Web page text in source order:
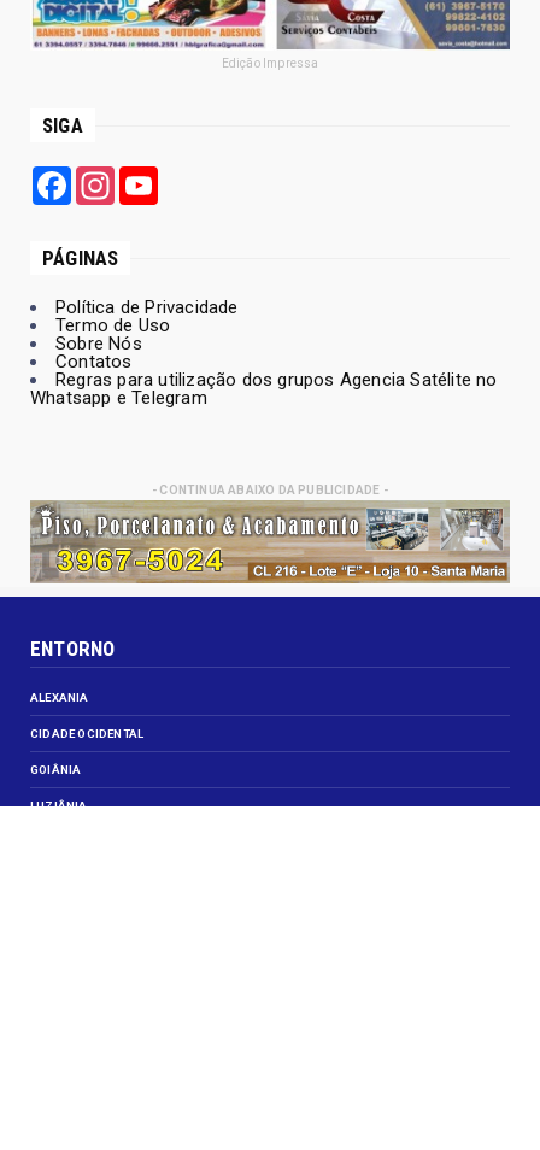
Edição Impressa
SIGA
FacebookInstagram
PÁGINAS
Política de Privacidade
Termo de Uso
Sobre Nós
Contatos
Regras para utilização dos grupos Agencia Satélite no
Whatsapp e Telegram
- CONTINUA ABAIXO DA PUBLICIDADE -
ENTORNO
ALEXANIA
CIDADE OCIDENTAL
GOIÂNIA
LUZIÂNIA